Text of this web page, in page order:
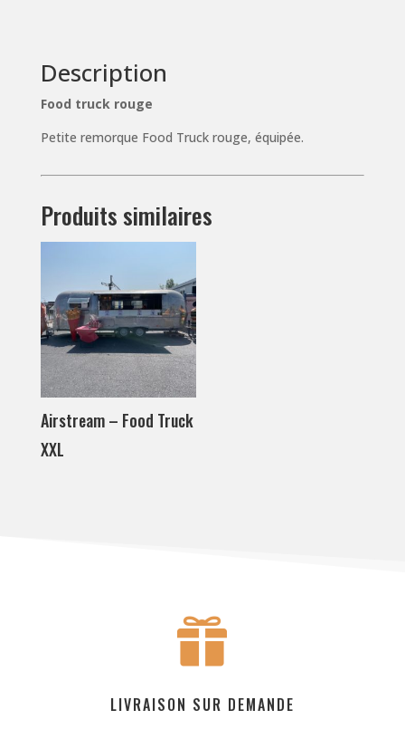
Description
Food truck rouge
Petite remorque Food Truck rouge, équipée.
Produits similaires
Airstream – Food Truck
XXL

LIVRAISON SUR DEMANDE